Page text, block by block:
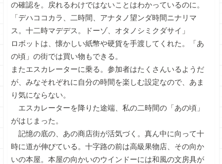
の確認を。戻れるわけではないことはわかっているのに。
「デハココカラ、二時間、アナタノ望ンダ時間ニナリマ
ス。十二時マデデス。ドーゾ、オタノシミクダサイ」
ロボットは、懐かしい紙幣や硬貨を手渡してくれた。「あ
の頃」の街では買い物もできる。
またエスカレーターに乗る。参加者はたくさんいるようだ
が、みなそれぞれに自分の時間を楽しむ設定なので、あま
り気にならない。
エスカレーターを降りた途端、私の二時間の「あの頃」
がはじまった。
記憶の底の、あの商店街が活気づく。真ん中に向って十
時に道が伸びている。十字路の前は高級果物店、その向か
いの本屋。本屋の向かいのウインドーには和風の文房具が